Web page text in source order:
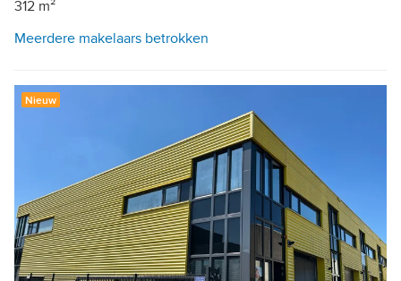
312 m²
Meerdere makelaars betrokken
Nieuw